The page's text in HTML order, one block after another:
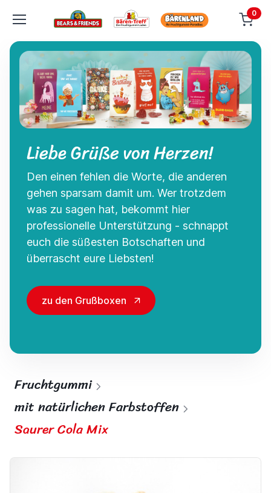
0
Liebe Grüße von Herzen!
Den einen fehlen die Worte, die anderen
gehen sparsam damit um. Wer trotzdem
was zu sagen hat, bekommt hier
professionelle Unterstützung - schnappt
euch die süßesten Botschaften und
überrascht eure Liebsten!
zu den Grußboxen
Fruchtgummi
mit natürlichen Farbstoffen
Saurer Cola Mix